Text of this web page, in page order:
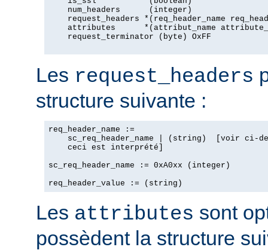
    num_headers      (integer)
request_headers *(req_header_name
attributes      *(attribut_name
    request_terminator (byte) OxFF
Les request_headers
structure suivante :
req_header_name :=
sc_req_header_name | (string)  [voir ci-
    ceci est interprété]
sc_req_header_name := 0xA0xx (integer)
Les attributes sont
possèdent la structure